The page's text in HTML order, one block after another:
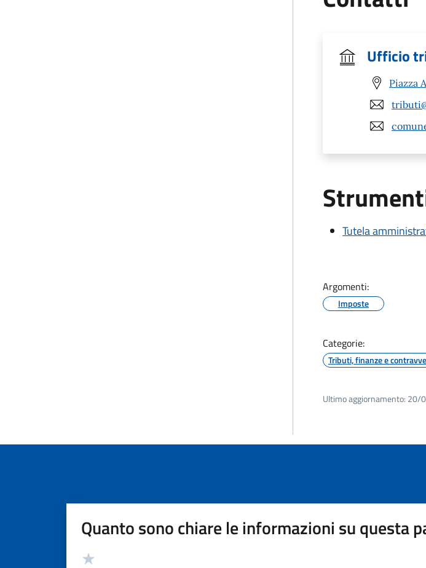
Ufficio
Piazza
Tutela
Argomenti:
Imposte
Categorie:
Tributi, finanze e
Ultimo aggiornamento: 20/
Quanto sono chiare le informazioni su questa
Valutazione